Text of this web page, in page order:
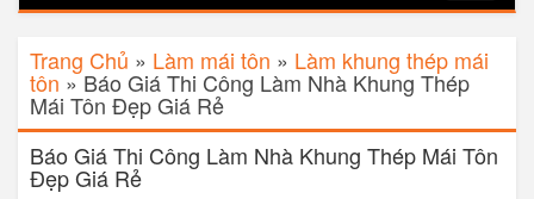
Trang Chủ » Làm mái tôn » Làm khung thép mái
tôn »Báo Giá Thi Công Làm Nhà Khung Thép
Mái Tôn Đẹp Giá Rẻ
Báo Giá Thi Công Làm Nhà Khung Thép Mái Tôn
Đẹp Giá Rẻ